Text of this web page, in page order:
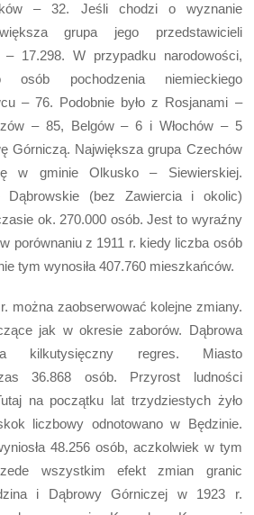
– 32. Jeśli chodzi o wyznanie
grupa jego przedstawicieli
– 17.298. W przypadku narodowości,
osób pochodzenia niemieckiego
– 76. Podobnie było z Rosjanami –
– 85, Belgów – 6 i Włochów – 5
Górniczą. Największa grupa Czechów
w gminie Olkusko – Siewierskiej.
Dąbrowskie (bez Zawiercia i okolic)
ok. 270.000 osób. Jest to wyraźny
porównaniu z 1911 r. kiedy liczba osób
tym wynosiła 407.760 mieszkańców.
można zaobserwować kolejne zmiany.
jak w okresie zaborów. Dąbrowa
kilkutysięczny regres. Miasto
36.868 osób. Przyrost ludności
na początku lat trzydziestych żyło
liczbowy odnotowano w Będzinie.
48.256 osób, aczkolwiek w tym
wszystkim efekt zmian granic
i Dąbrowy Górniczej w 1923 r.